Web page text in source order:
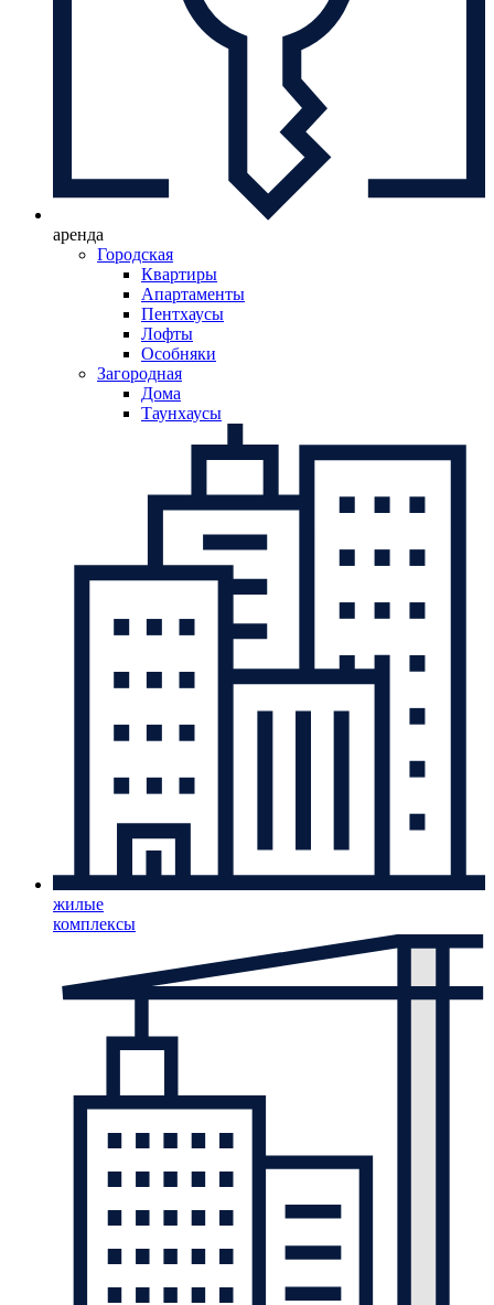
аренда
Городская
Квартиры
Апартаменты
Пентхаусы
Лофты
Особняки
Загородная
Дома
Таунхаусы
жилые
комплексы